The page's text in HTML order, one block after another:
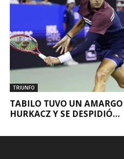
TRIUNFO
TABILO TUVO UN
HURKACZ Y SE DESPIDIÓ...